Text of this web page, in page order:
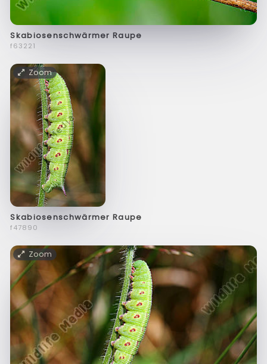
Skabiosenschwärmer Raupe
f63221
Zoom
Skabiosenschwärmer Raupe
f47890
Zoom